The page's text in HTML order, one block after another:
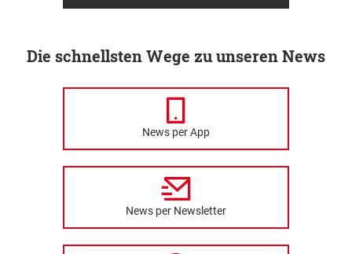
Die schnellsten Wege zu unseren News
News per App
News per Newsletter